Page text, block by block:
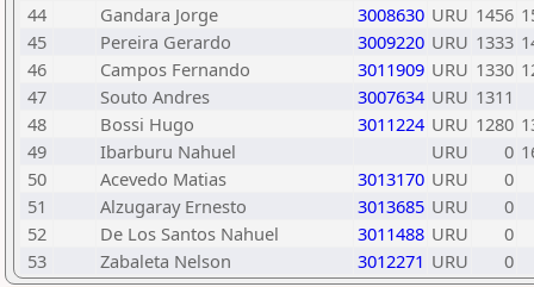
44
Gandara Jorge 3008630 URU 1456
45
Pereira Gerardo 3009220 URU 1333
46
Campos Fernando 3011909 URU 1330
47
Souto Andres 3007634 URU 1311
48
Bossi Hugo 3011224 URU 1280
49
Ibarburu Nahuel URU 0
50
Acevedo Matias 3013170 URU
0
51
Alzugaray Ernesto 3013685 URU
0
52
De Los Santos Nahuel 3011488 URU
0
53
Zabaleta Nelson 3012271 URU 0